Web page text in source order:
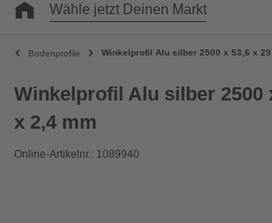
Wähle jetzt Deinen Markt
Bodenprofile Winkelprofil Alu silber 2500 x 53,6 x
Winkelprofil Alu silber 2500
x 2,4 mm
Online-Artikelnr.: 1089940